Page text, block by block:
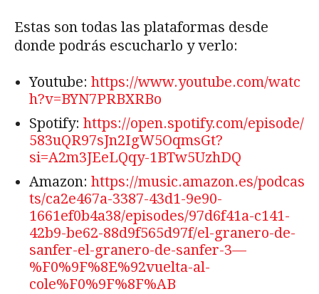
Estas son todas las plataformas desde
donde podrás escucharlo y verlo:
Youtube: https://www.youtube.com/watc
h?v=BYN7PRBXRBo
Spotify: https://open.spotify.com/episode/
583uQR97sJn2IgW5OqmsGt?
si=A2m3JEeLQqy-1BTw5UzhDQ
Amazon: https://music.amazon.es/podcas
ts/ca2e467a-3387-43d1-9e90-
1661ef0b4a38/episodes/97d6f41a-c141-
42b9-be62-88d9f565d97f/el-granero-de-
sanfer-el-granero-de-sanfer-3—
%F0%9F%8E%92vuelta-al-
cole%F0%9F%8F%AB